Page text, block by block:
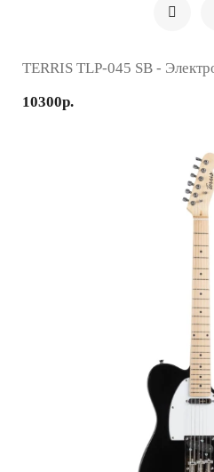
TERRIS TLP-045 SB -
10300р.